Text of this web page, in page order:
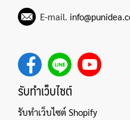
E-mail.
รับทำเว็บไซต์
รับทำเว็บไซต์ Shopify